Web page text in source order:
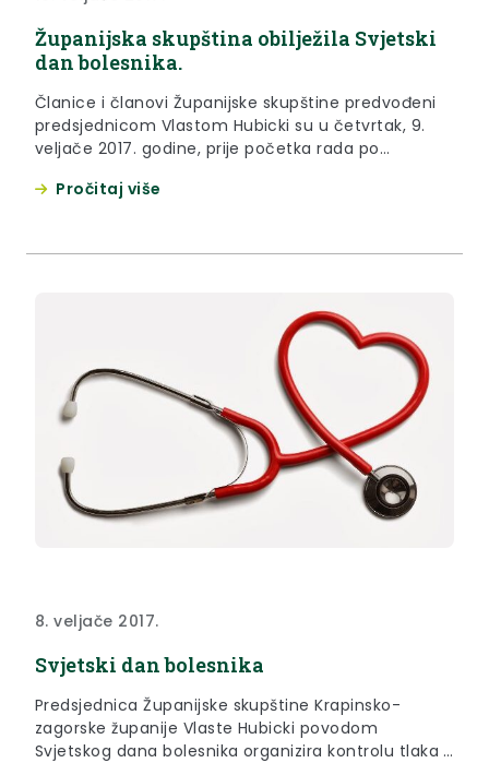
Županijska skupština obilježila Svjetski
dan bolesnika.
Članice i članovi Županijske skupštine predvođeni
predsjednicom Vlastom Hubicki su u četvrtak, 9.
veljače 2017. godine, prije početka rada po
šećera u krvi obilježili Svjetski dan bolesnika.
Pročitaj više
8. veljače 2017.
Svjetski dan bolesnika
Predsjednica Županijske skupštine Krapinsko-
zagorske županije Vlaste Hubicki povodom
Svjetskog dana bolesnika organizira kontrolu tlaka i